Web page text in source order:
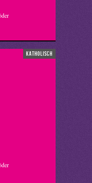
katholisch